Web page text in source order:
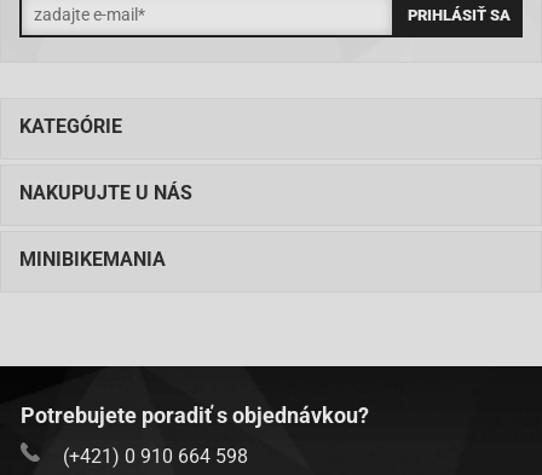
KATEGÓRIE
NAKUPUJTE U NÁS
MINIBIKEMANIA
Potrebujete poradiť s objednávkou?
(+421) 0 910 664 598